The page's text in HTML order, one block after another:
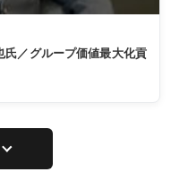
／グループ価値最大化貢